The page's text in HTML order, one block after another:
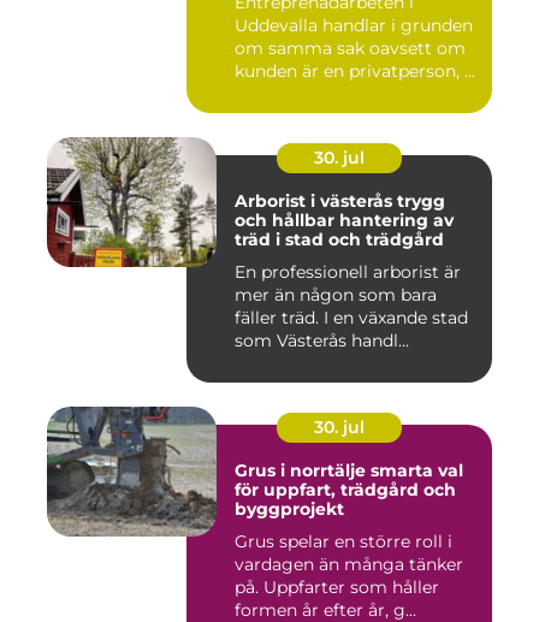
Uddevalla handlar i grunden
om samma sak oavsett om
kunden är en privatperson, ...
30. jul
Arborist i västerås trygg
och hållbar hantering av
träd i stad och trädgård
En professionell arborist är
mer än någon som bara
fäller träd. I en växande stad
som Västerås handl...
30. jul
Grus i norrtälje smarta val
för uppfart, trädgård och
byggprojekt
Grus spelar en större roll i
vardagen än många tänker
på. Uppfarter som håller
formen år efter år, g...